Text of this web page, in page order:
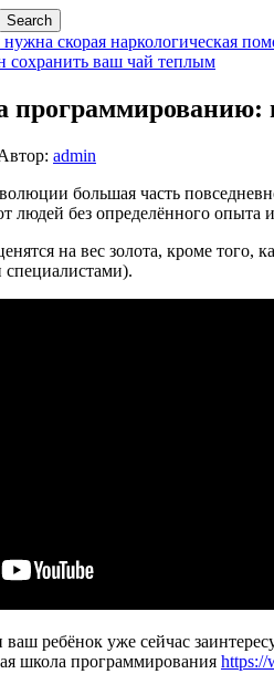
скорая наркологическая
сохранить ваш чай теплым
admin
большая часть
людей без определённого опыта
на вес золота, кроме того,
специалистами).
ваш ребёнок уже сейчас
школа программирования https://